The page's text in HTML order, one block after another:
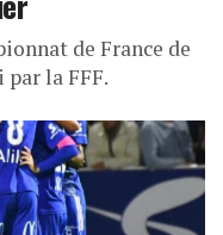
de France de
la FFF.